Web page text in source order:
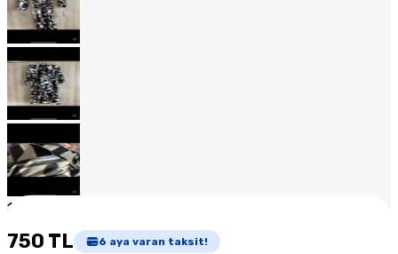
1
750 TL 6 aya varan taksit!